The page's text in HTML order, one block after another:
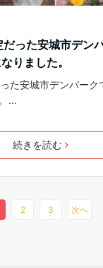
った安城市デン
りました。
た安城市デンパーク
…
続きを読む
2 3 次へ